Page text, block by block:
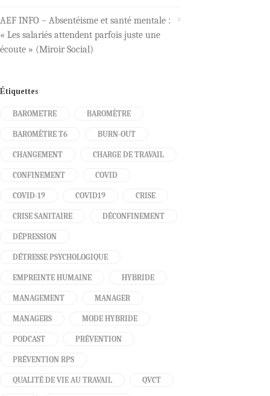
AEF INFO – Absentéisme et santé mentale :
« Les salariés attendent parfois juste une
écoute » (Miroir Social)
Étiquettes
BAROMETRE BAROMÈTRE
BAROMÈTRE T6 BURN-OUT
CHANGEMENT CHARGE DE TRAVAIL
CONFINEMENT COVID
COVID-19 COVID19 CRISE
CRISE SANITAIRE DÉCONFINEMENT
DÉPRESSION
DÉTRESSE PSYCHOLOGIQUE
EMPREINTE HUMAINE HYBRIDE
MANAGEMENT MANAGER
MANAGERS MODE HYBRIDE
PODCAST PRÉVENTION
PRÉVENTION RPS
QUALITÉ DE VIE AU TRAVAIL QVCT